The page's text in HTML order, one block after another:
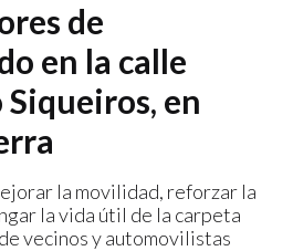
de
en la calle
en
la movilidad, reforzar la
la vida útil de la carpeta
vecinos y automovilistas